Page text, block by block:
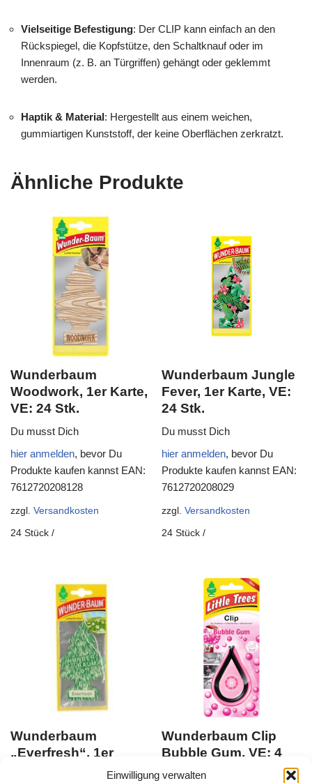
Einwilligung verwalten
Vielseitige Befestigung: Der CLIP kann einfach an den
Rückspiegel, die Kopfstütze, den Schaltknauf oder im
Innenraum (z. B. an Türgriffen) gehängt oder geklemmt
werden.
Haptik & Material: Hergestellt aus einem weichen,
gummiartigen Kunststoff, der keine Oberflächen zerkratzt.
Ähnliche Produkte
Wunderbaum
Woodwork, 1er Karte,
VE: 24 Stk.
Du musst Dich
hier anmelden, bevor Du
Produkte kaufen kannst EAN:
7612720208128
zzgl. Versandkosten
24 Stück /
Wunderbaum Jungle
Fever, 1er Karte, VE:
24 Stk.
Du musst Dich
hier anmelden, bevor Du
Produkte kaufen kannst EAN:
7612720208029
zzgl.Versandkosten
24Stück /
Wunderbaum
„Everfresh“, 1er
Karte, VE: 24 Stk.
Wunderbaum Clip
Bubble Gum, VE: 4